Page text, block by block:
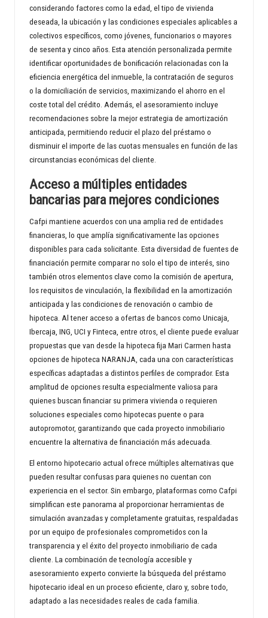
considerando factores como la edad, el tipo de vivienda
deseada, la ubicación y las condiciones especiales aplicables a
colectivos específicos, como jóvenes, funcionarios o mayores
de sesenta y cinco años. Esta atención personalizada permite
identificar oportunidades de bonificación relacionadas con la
eficiencia energética del inmueble, la contratación de seguros
o la domiciliación de servicios, maximizando el ahorro en el
coste total del crédito. Además, el asesoramiento incluye
recomendaciones sobre la mejor estrategia de amortización
anticipada, permitiendo reducir el plazo del préstamo o
disminuir el importe de las cuotas mensuales en función de las
circunstancias económicas del cliente.
Acceso a múltiples entidades
bancarias para mejores condiciones
Cafpi mantiene acuerdos con una amplia red de entidades
financieras, lo que amplía significativamente las opciones
disponibles para cada solicitante. Esta diversidad de fuentes de
financiación permite comparar no solo el tipo de interés, sino
también otros elementos clave como la comisión de apertura,
los requisitos de vinculación, la flexibilidad en la amortización
anticipada y las condiciones de renovación o cambio de
hipoteca. Al tener acceso a ofertas de bancos como Unicaja,
Ibercaja, ING, UCI y Finteca, entre otros, el cliente puede evaluar
propuestas que van desde la hipoteca fija Mari Carmen hasta
opciones de hipoteca NARANJA, cada una con características
específicas adaptadas a distintos perfiles de comprador. Esta
amplitud de opciones resulta especialmente valiosa para
quienes buscan financiar su primera vivienda o requieren
soluciones especiales como hipotecas puente o para
autopromotor, garantizando que cada proyecto inmobiliario
encuentre la alternativa de financiación más adecuada.
El entorno hipotecario actual ofrece múltiples alternativas que
pueden resultar confusas para quienes no cuentan con
experiencia en el sector. Sin embargo, plataformas como Cafpi
simplifican este panorama al proporcionar herramientas de
simulación avanzadas y completamente gratuitas, respaldadas
por un equipo de profesionales comprometidos con la
transparencia y el éxito del proyecto inmobiliario de cada
cliente. La combinación de tecnología accesible y
asesoramiento experto convierte la búsqueda del préstamo
hipotecario ideal en un proceso eficiente, claro y, sobre todo,
adaptado a las necesidades reales de cada familia.